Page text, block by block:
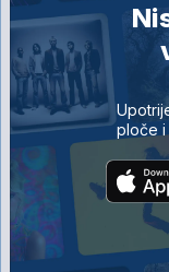
ploče i